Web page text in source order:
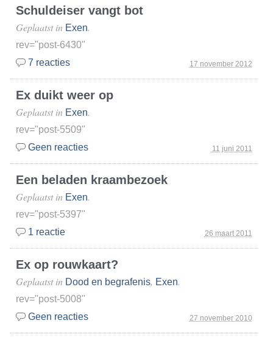
Schuldeiser vangt bot
17 november 2012
Geplaatst in Exen.
rev="post-6430"
7 reacties
Ex duikt weer op
11 juni 2011
Geplaatst in Exen.
rev="post-5509"
Geen reacties
Een beladen kraambezoek
26 maart 2011
Geplaatst in Exen.
rev="post-5397"
1 reactie
Ex op rouwkaart?
27 november 2010
Geplaatst in Dood en begrafenis, Exen.
rev="post-5008"
Geen reacties